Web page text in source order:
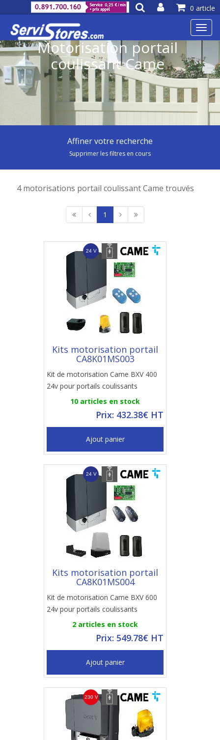
0 article
Motorisation portail
coulissant Came
Affiner votre recherche
Supprimer les filtres en cours
4 motorisations portail coulissant Came trouvés
1
Kits motorisation portail
CA8K01MS003
Kit de motorisation Came BXV 400
24v pour portails coulissants
10 articles en stock
Prix: 432.38€ HT
Ajout panier
Kits motorisation portail
CA8K01MS004
Kit de motorisation Came BXV 600
24v pour portails coulissants
2 articles en stock
Prix: 549.78€ HT
Ajout panier